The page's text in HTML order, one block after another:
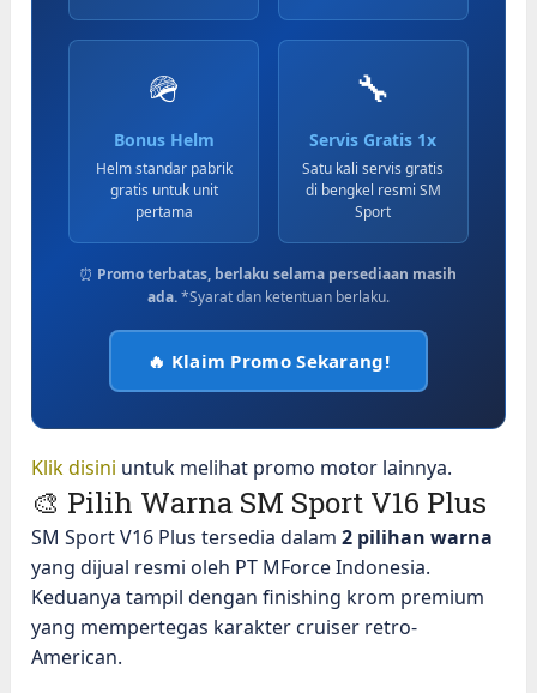
🪖
Bonus Helm
Helm standar pabrik
gratis untuk unit
pertama
🔧
Servis Gratis 1x
Satu kali servis gratis
di bengkel resmi SM
Sport
⏰ Promo terbatas, berlaku selama persediaan masih
ada.*Syarat dan ketentuan berlaku.
🔥 Klaim Promo Sekarang!
Klik disini untuk melihat promo motor lainnya.
🎨 Pilih Warna SM Sport V16 Plus
SM Sport V16 Plus tersedia dalam2 pilihan warna
yang dijual resmi oleh PT MForce Indonesia.
Keduanya tampil dengan finishing krom premium
yang mempertegas karakter cruiser retro-
American.